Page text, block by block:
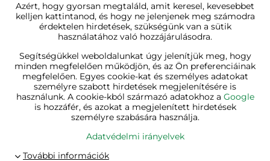
Azért, hogy gyorsan megtaláld, amit keresel, kevesebbet
kelljen kattintanod, és hogy ne jelenjenek meg számodra
érdektelen hirdetések, szükségünk van a sütik
használatához való hozzájárulásodra.
Segítségükkel weboldalunkat úgy jelenítjük meg, hogy
minden megfelelően működjön, és az Ön preferenciáinak
megfelelően. Egyes cookie-kat és személyes adatokat
személyre szabott hirdetések megjelenítésére is
használunk. A cookie-kból származó adatokhoz a Google
is hozzáfér, és azokat a megjelenített hirdetések
személyre szabására használja.
Adatvédelmi irányelvek